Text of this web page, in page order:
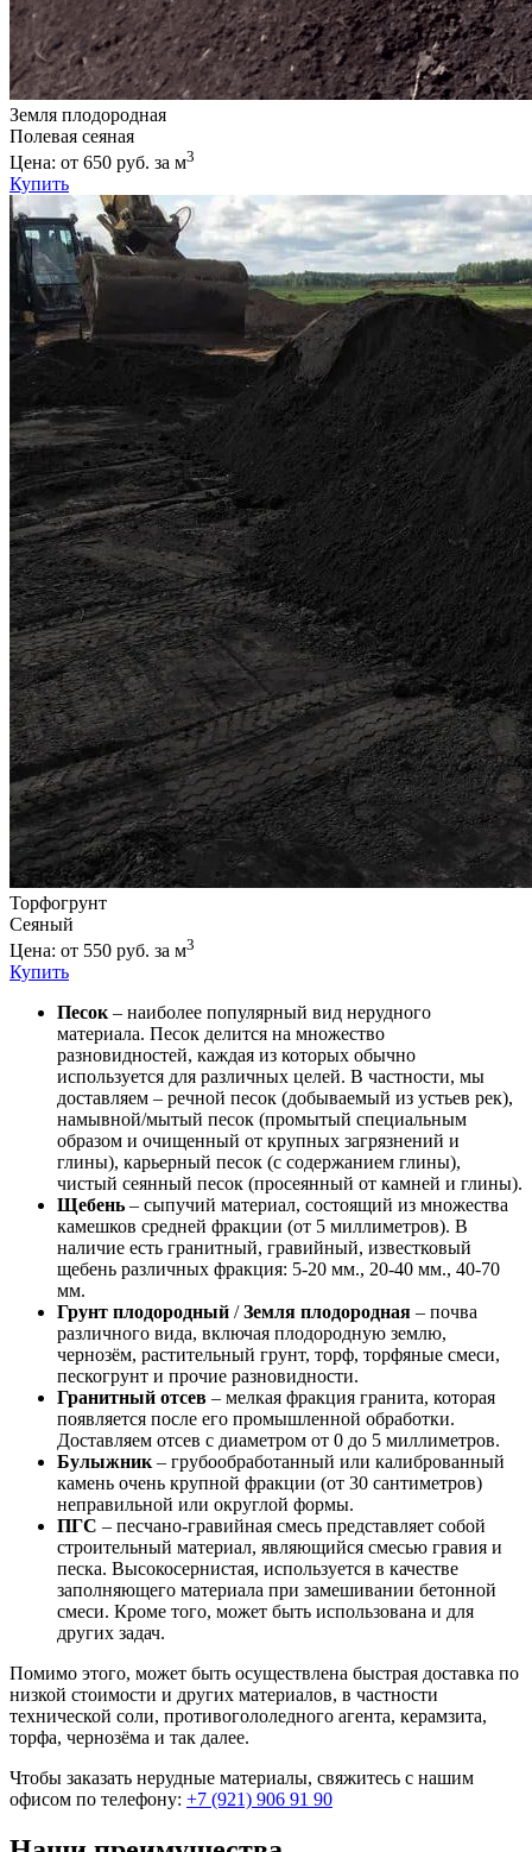
Земля плодородная
Полевая сеяная
Цена: от 650 руб. за м3
Купить
Торфогрунт
Сеяный
Цена: от 550 руб. за м3
Купить
Песок – наиболее популярный вид нерудного
материала. Песок делится на множество
разновидностей, каждая из которых обычно
используется для различных целей. В частности, мы
доставляем – речной песок (добываемый из устьев рек),
намывной/мытый песок (промытый специальным
образом и очищенный от крупных загрязнений и
глины), карьерный песок (с содержанием глины),
чистый сеянный песок (просеянный от камней и глины).
Щебень – сыпучий материал, состоящий из множества
камешков средней фракции (от 5 миллиметров). В
наличие есть гранитный, гравийный, известковый
щебень различных фракция: 5-20 мм., 20-40 мм., 40-70
мм.
Грунт плодородный /Земля плодородная – почва
различного вида, включая плодородную землю,
чернозём, растительный грунт, торф, торфяные смеси,
пескогрунт и прочие разновидности.
Гранитный отсев – мелкая фракция гранита, которая
появляется после его промышленной обработки.
Доставляем отсев с диаметром от 0 до 5 миллиметров.
Булыжник – грубообработанный или калиброванный
камень очень крупной фракции (от 30 сантиметров)
неправильной или округлой формы.
ПГС – песчано-гравийная смесь представляет собой
строительный материал, являющийся смесью гравия и
песка. Высокосернистая, используется в качестве
заполняющего материала при замешивании бетонной
смеси. Кроме того, может быть использована и для
других задач.
Помимо этого, может быть осуществлена быстрая доставка по
низкой стоимости и других материалов, в частности
технической соли, противогололедного агента, керамзита,
торфа, чернозёма и так далее.
Чтобы заказать нерудные материалы, свяжитесь с нашим
офисом по телефону: +7 (921) 906 91 90